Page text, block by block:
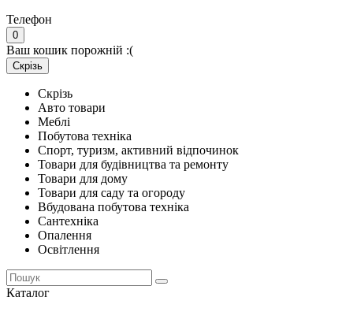
Телефон
0
Ваш кошик порожній :(
Скрізь
Скрізь
Авто товари
Меблі
Побутова техніка
Спорт, туризм, активний відпочинок
Товари для будівництва та ремонту
Товари для дому
Товари для саду та огороду
Вбудована побутова техніка
Сантехніка
Опалення
Освітлення
Каталог